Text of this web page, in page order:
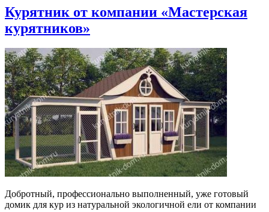
Курятник от компании «Мастерская
курятников»
Добротный, профессионально выполненный, уже готовый
домик для кур из натуральной экологичной ели от компании